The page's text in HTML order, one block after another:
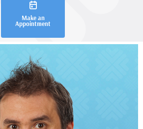
Make an
Appointment